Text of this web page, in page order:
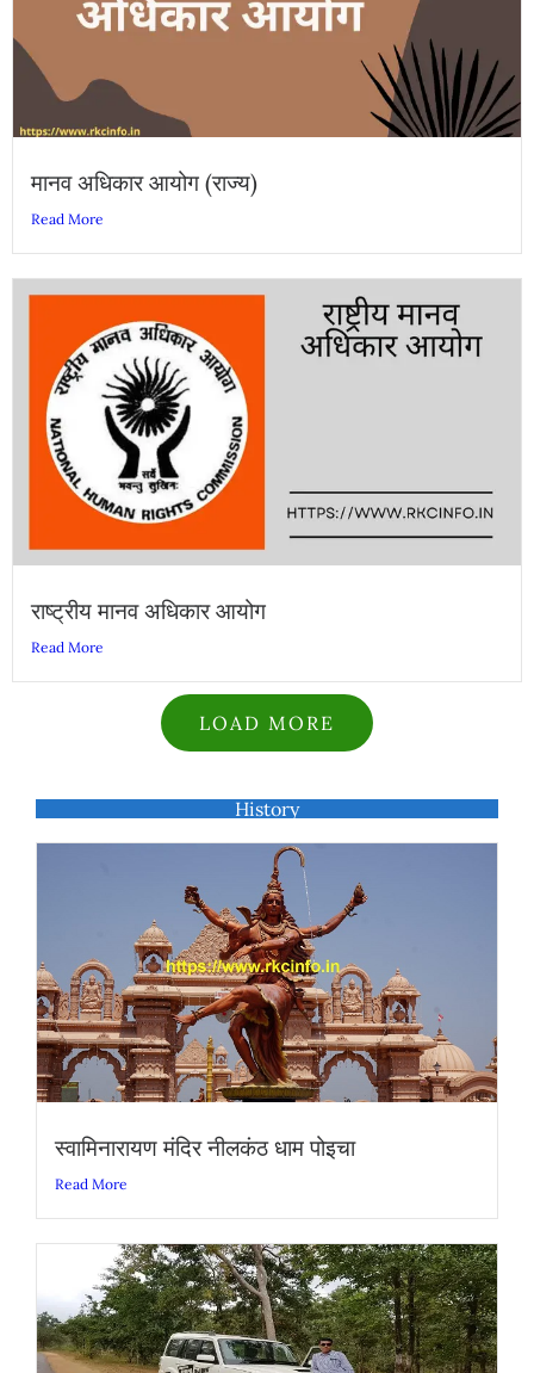
मानव अधिकार आयोग (राज्य)
Read More
राष्ट्रीय मानव अधिकार आयोग
Read More
LOAD MORE
History
स्वामिनारायण मंदिर नीलकंठ धाम पोइचा
Read More